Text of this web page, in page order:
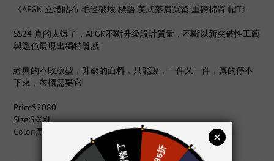
《AFGK 立體貼布 毛邊破壞 標語 美式落肩寬鬆 重磅棉質 帽T》
SS24 真的太爆了，AFGK不斷升級設計質量，不斷以新突破性工藝
與選色展現出獨特質感
經典的不敗版型，升級的面料，只能說，一件又一件，真的停不
下來，衣櫃需要它
Price$2080
Size:S-XXL
Color:黑色/米白/花灰